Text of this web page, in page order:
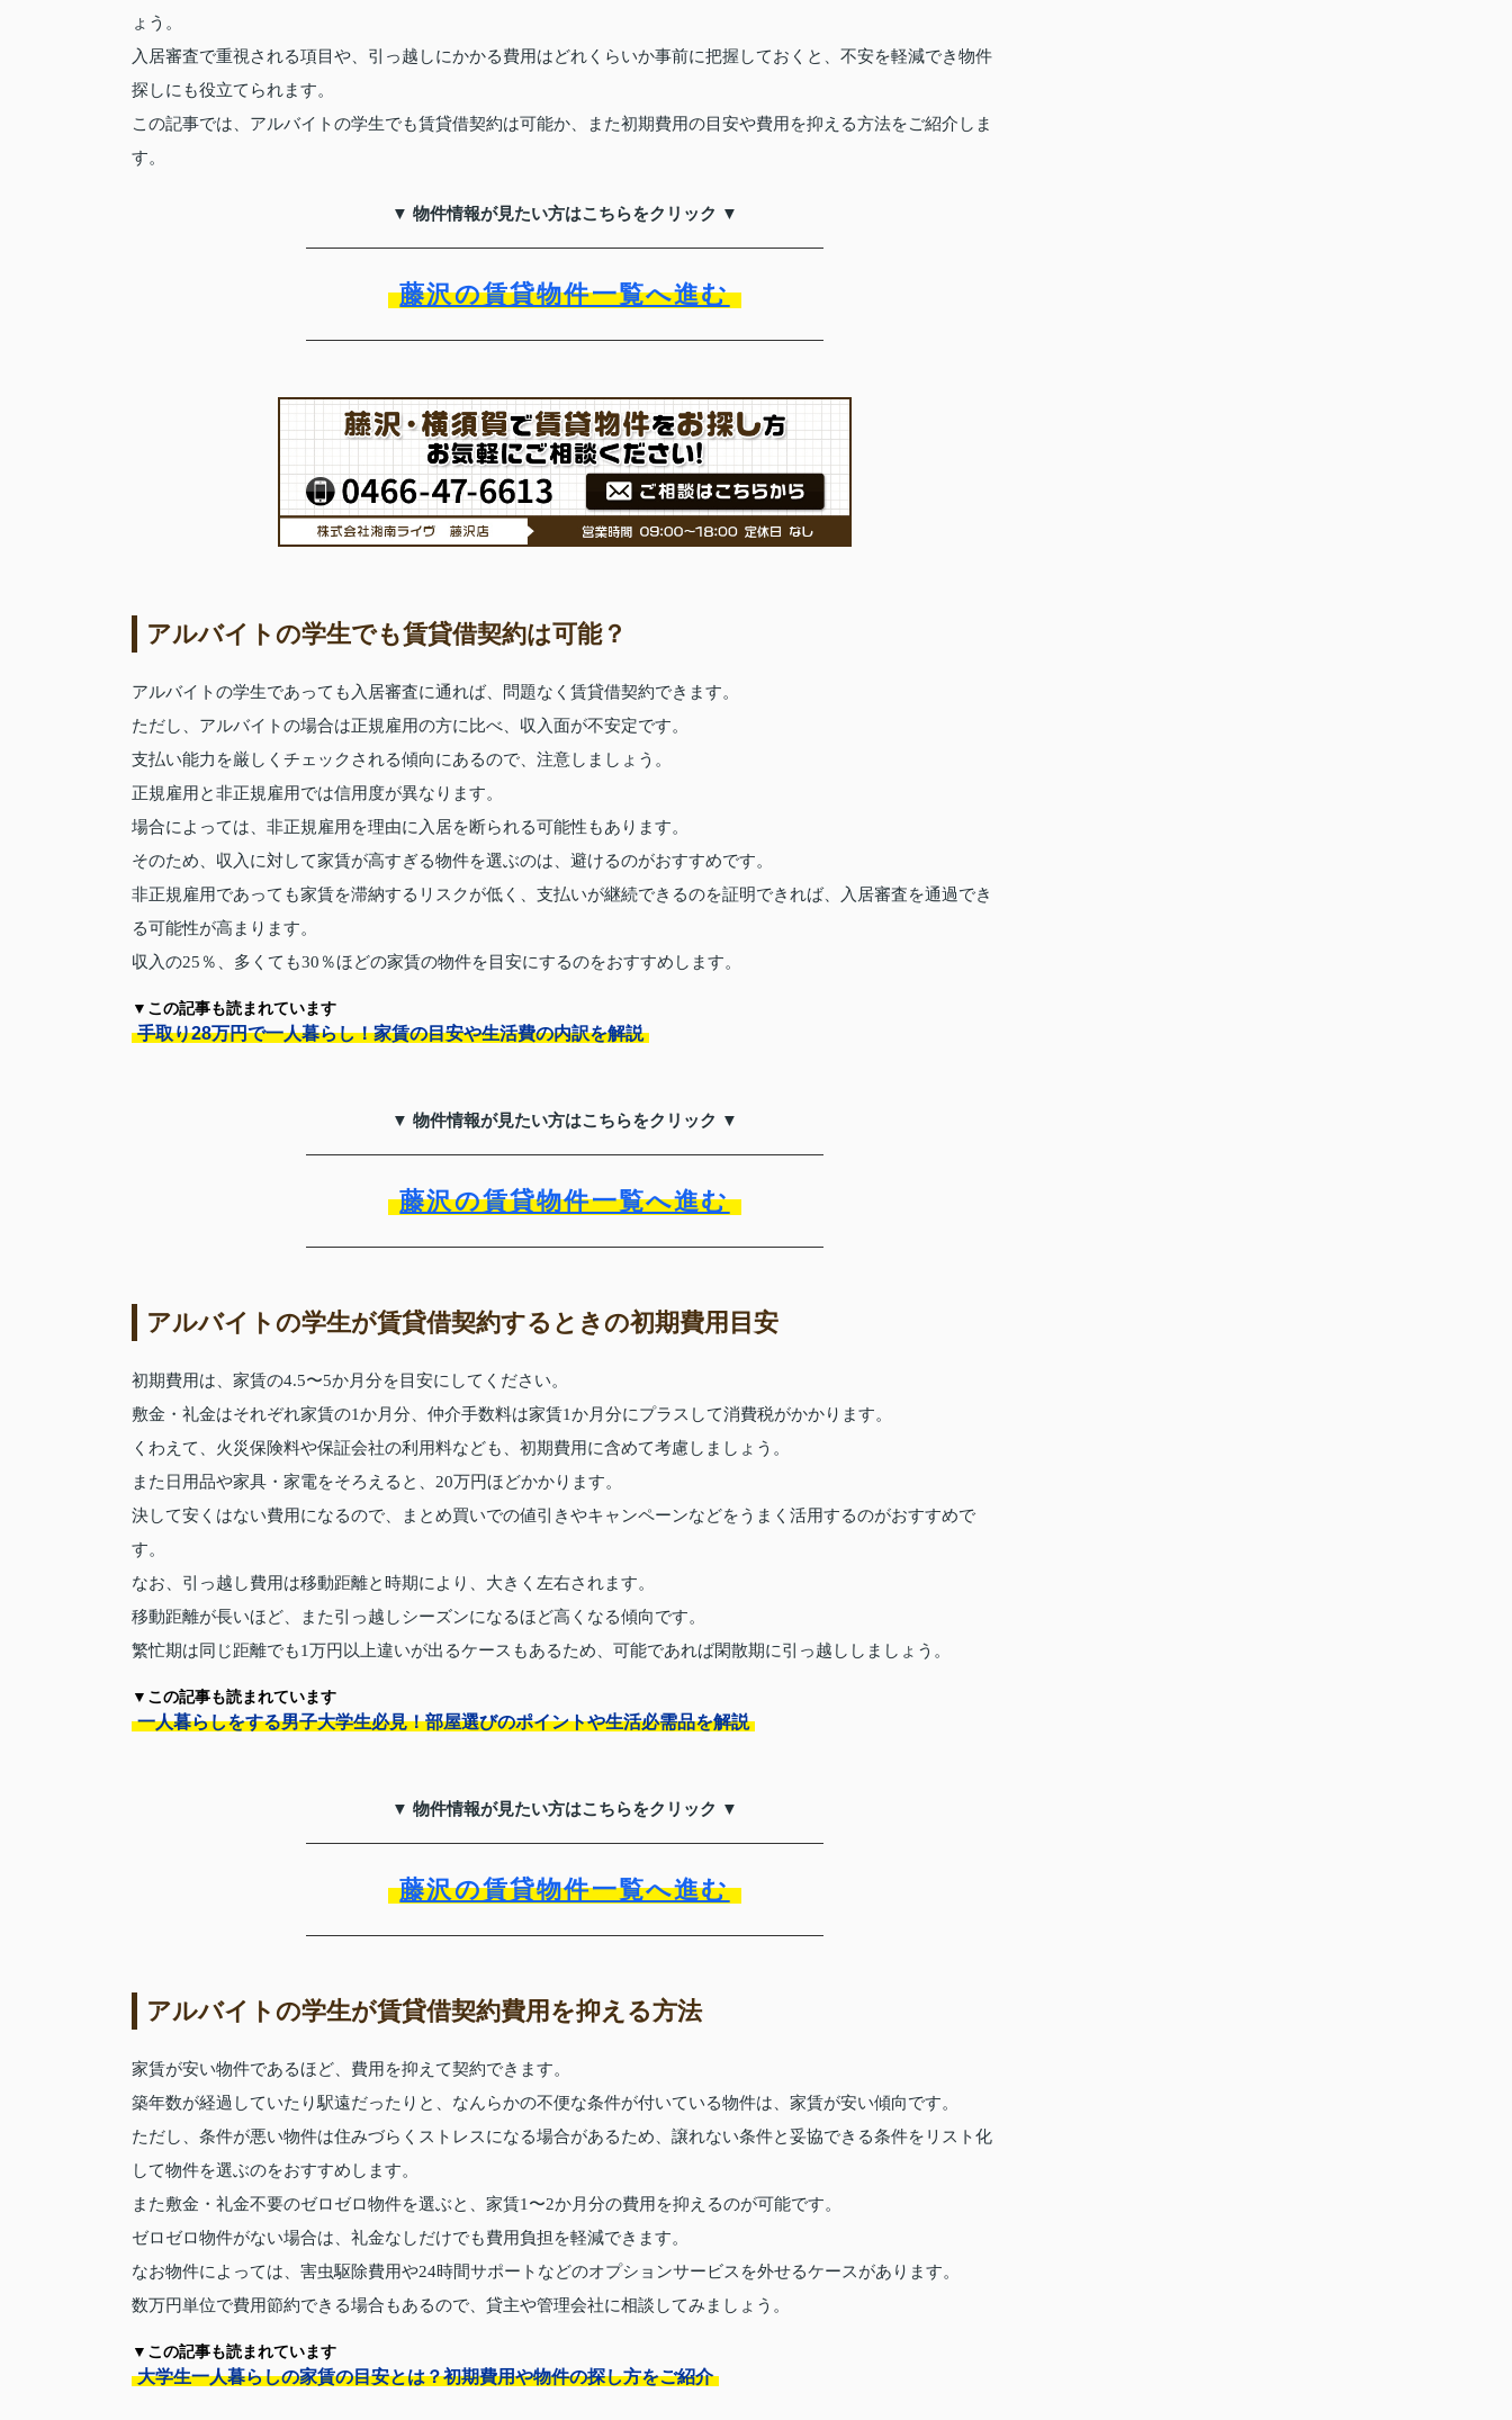
ょう。
入居審査で重視される項目や、引っ越しにかかる費用はどれくらいか事前に把握しておくと、不安を軽減でき物件
探しにも役立てられます。
この記事では、アルバイトの学生でも賃貸借契約は可能か、また初期費用の目安や費用を抑える方法をご紹介しま
す。
▼ 物件情報が見たい方はこちらをクリック ▼
藤沢の賃貸物件一覧へ進む
アルバイトの学生でも賃貸借契約は可能？
アルバイトの学生であっても入居審査に通れば、問題なく賃貸借契約できます。
ただし、アルバイトの場合は正規雇用の方に比べ、収入面が不安定です。
支払い能力を厳しくチェックされる傾向にあるので、注意しましょう。
正規雇用と非正規雇用では信用度が異なります。
場合によっては、非正規雇用を理由に入居を断られる可能性もあります。
そのため、収入に対して家賃が高すぎる物件を選ぶのは、避けるのがおすすめです。
非正規雇用であっても家賃を滞納するリスクが低く、支払いが継続できるのを証明できれば、入居審査を通過でき
る可能性が高まります。
収入の25％、多くても30％ほどの家賃の物件を目安にするのをおすすめします。
▼この記事も読まれています
手取り28万円で一人暮らし！家賃の目安や生活費の内訳を解説
▼ 物件情報が見たい方はこちらをクリック ▼
藤沢の賃貸物件一覧へ進む
アルバイトの学生が賃貸借契約するときの初期費用目安
初期費用は、家賃の4.5〜5か月分を目安にしてください。
敷金・礼金はそれぞれ家賃の1か月分、仲介手数料は家賃1か月分にプラスして消費税がかかります。
くわえて、火災保険料や保証会社の利用料なども、初期費用に含めて考慮しましょう。
また日用品や家具・家電をそろえると、20万円ほどかかります。
決して安くはない費用になるので、まとめ買いでの値引きやキャンペーンなどをうまく活用するのがおすすめで
す。
なお、引っ越し費用は移動距離と時期により、大きく左右されます。
移動距離が長いほど、また引っ越しシーズンになるほど高くなる傾向です。
繁忙期は同じ距離でも1万円以上違いが出るケースもあるため、可能であれば閑散期に引っ越ししましょう。
▼この記事も読まれています
一人暮らしをする男子大学生必見！部屋選びのポイントや生活必需品を解説
▼ 物件情報が見たい方はこちらをクリック ▼
藤沢の賃貸物件一覧へ進む
アルバイトの学生が賃貸借契約費用を抑える方法
家賃が安い物件であるほど、費用を抑えて契約できます。
築年数が経過していたり駅遠だったりと、なんらかの不便な条件が付いている物件は、家賃が安い傾向です。
ただし、条件が悪い物件は住みづらくストレスになる場合があるため、譲れない条件と妥協できる条件をリスト化
して物件を選ぶのをおすすめします。
また敷金・礼金不要のゼロゼロ物件を選ぶと、家賃1〜2か月分の費用を抑えるのが可能です。
ゼロゼロ物件がない場合は、礼金なしだけでも費用負担を軽減できます。
なお物件によっては、害虫駆除費用や24時間サポートなどのオプションサービスを外せるケースがあります。
数万円単位で費用節約できる場合もあるので、貸主や管理会社に相談してみましょう。
▼この記事も読まれています
大学生一人暮らしの家賃の目安とは？初期費用や物件の探し方をご紹介